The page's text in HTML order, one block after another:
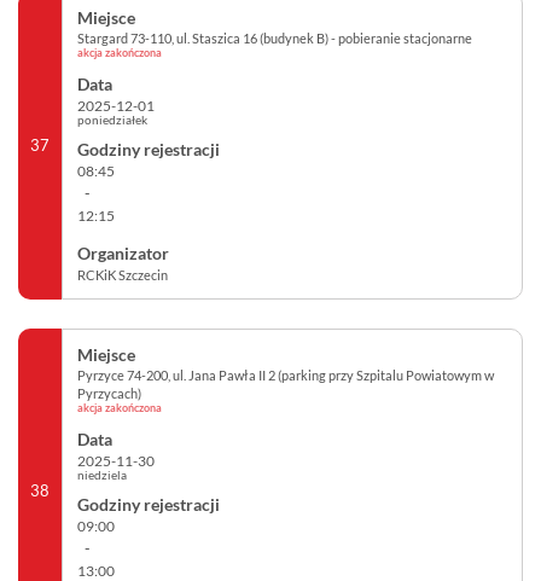
37
Stargard 73-110, ul. Staszica 16 (budynek B) - pobieranie stacjonarne
akcja zakończona
2025-12-01
poniedziałek
08:45
-
12:15
RCKiK Szczecin
38
Pyrzyce 74-200, ul. Jana Pawła II 2 (parking przy Szpitalu Powiatowym w
Pyrzycach)
akcja zakończona
2025-11-30
niedziela
09:00
-
13:00